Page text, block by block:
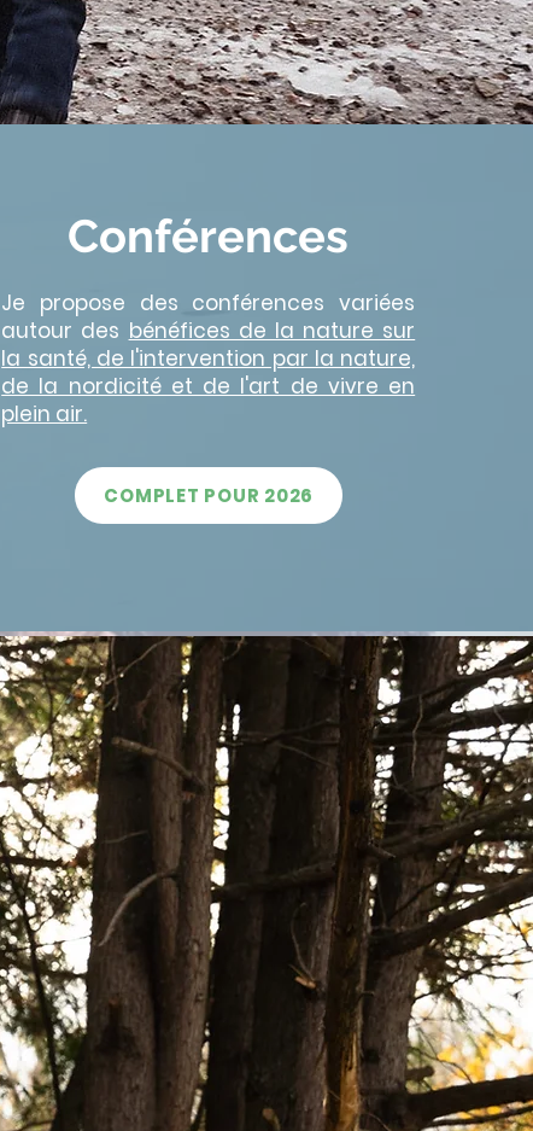
Conférences
Je propose des conférences variées
autour des bénéfices de la nature sur
la santé, de l'intervention par la nature,
de la nordicité et de l'art de vivre en
plein air.
COMPLET POUR 2026